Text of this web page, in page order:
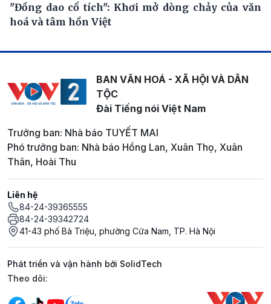
"Đồng dao cổ tích": Khơi mở dòng chảy của văn
hoá và tâm hồn Việt
BAN VĂN HOÁ - XÃ HỘI VÀ DÂN
TỘC
Đài Tiếng nói Việt Nam
Trưởng ban: Nhà báo TUYẾT MAI
Phó trưởng ban: Nhà báo Hồng Lan, Xuân Thọ, Xuân
Thân, Hoài Thu
Liên hệ
84-24-39365555
84-24-39342724
41-43 phố Bà Triệu, phường Cửa Nam, TP. Hà Nội
Phát triển và vận hành bởi SolidTech
Mạng xã hội
Theo dõi: